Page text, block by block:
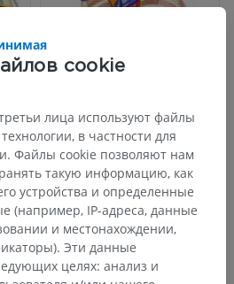
cookie
лица используют файлы
в частности для
Файлы cookie позволяют нам
такую информацию, как
устройства и определенные
(например, IP-адреса, данные
и местонахождении,
Эти данные
целях: анализ и